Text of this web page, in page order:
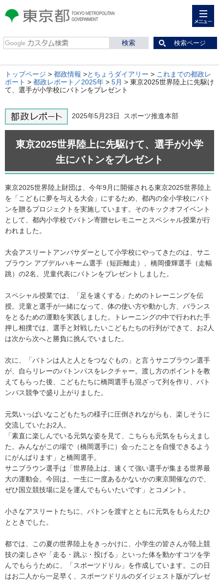
東京都 TOKYO METROPOLITAN
GOVERNMENT
検索ページ
トップページ > 都政情報 >とちょうダイアリー > これまでの都政レ
ポート > 都政レポート／2025年 > 5月 > 東京2025世界陸上に先駆け
て、選手が小学校にバトンをプレゼント
2025年5月23日 スポーツ推進本部
東京2025世界陸上に先駆けて、選手が小学
生にバトンをプレゼント
東京2025世界陸上財団は、今年9月に開催される東京2025世界陸上
を「こどもに夢を与える大会」にするため、都内の全小学校にバト
ンを贈るプロジェクトを実施しています。そのキックオフイベント
として、都内小学校でバトン寄贈セレモニーとスペシャル授業が行
われました。
大会アスリートアンバサダーとして小学校にやってきたのは、サニ
ブラウン アブデルハキーム選手（短距離走）、橋岡優輝選手（走幅
跳）の2名。児童代表にバトンをプレゼントしました。
スペシャル授業では、「足を速くする」ためのトレーニングを伝
授。児童と選手が一緒になって、体の使い方や動かし方、バランス
をとるための運動を実践しました。トレーニングの中で行われた手
押し相撲では、選手と対戦したいこどもたちの行列ができて、お2人
は次から次へと勝負に挑んでいました。
次に、「バトンは人と人とをつなぐもの」と言うサニブラウン選手
が、自らリレーのバトンパスをレクチャー。渡し方のポイントを教
えてもらった後、こどもたちに橋岡選手も混ざって列を作り、バト
ンパス競争で盛り上がりました。
元気いっぱいなこどもたちの様子に圧倒されながらも、楽しそうに
交流していたお2人。
「素直に楽しんでいる元気な姿を見て、こちらも元気をもらえまし
た。みんながこの場で（橋岡選手に）会ったことを自慢できるよう
にがんばります」と橋岡選手。
サニブラウン選手は「世界陸上は、速くて強い選手が集まる世界最
大の運動会。今回は、一生に一度あるかないかの東京開催なので、
ぜひ国立競技場に足を運んでもらいたいです」とコメント。
小さなアスリートたちに、バトンを渡すとともに元気をもらえたひ
とときでした。
都では、この夏の世界陸上をきっかけに、小学生の皆さんが陸上競
技の楽しさや「走る・跳ぶ・投げる」といった体を動かすコツを学
んでもらうために、「スポーツドリル」を作成しています。この日
はお二人から一足早く、スポーツドリルのダイジェスト版がプレゼ